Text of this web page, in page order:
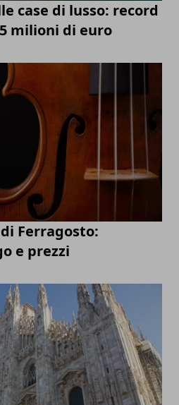
case di lusso: record
milioni di euro
Ferragosto:
e prezzi